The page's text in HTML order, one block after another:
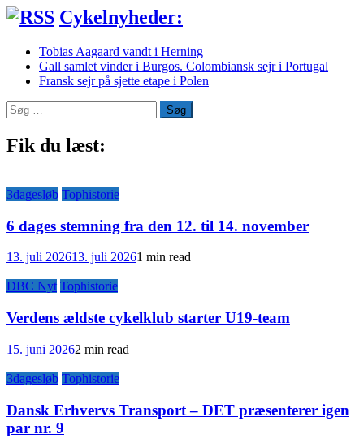
Cykelnyheder:
Tobias Aagaard vandt i Herning
Gall samlet vinder i Burgos. Colombiansk sejr i Portugal
Fransk sejr på sjette etape i Polen
Søg
efter:
Fik du læst:
3dagesløb Tophistorie
6 dages stemning fra den 12. til 14. november
13. juli 202613. juli 20261 min read
DBC Nyt Tophistorie
Verdens ældste cykelklub starter U19-team
15. juni 20262 min read
3dagesløb Tophistorie
Dansk Erhvervs Transport – DET præsenterer igen
par nr. 9